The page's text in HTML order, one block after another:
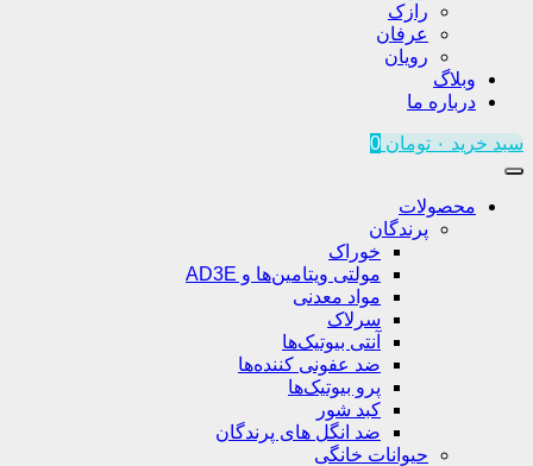
رازک
عرفان
رویان
وبلاگ
درباره ما
سبد خرید ۰ تومان 0
محصولات
پرندگان
خوراک
مولتی ویتامین‌ها و AD3E
مواد معدنی
سرلاک
آنتی بیوتیک‌ها
ضد عفونی کننده‌ها
پرو بیوتیک‌ها
کبد شور
ضد انگل های پرندگان
حیوانات خانگی